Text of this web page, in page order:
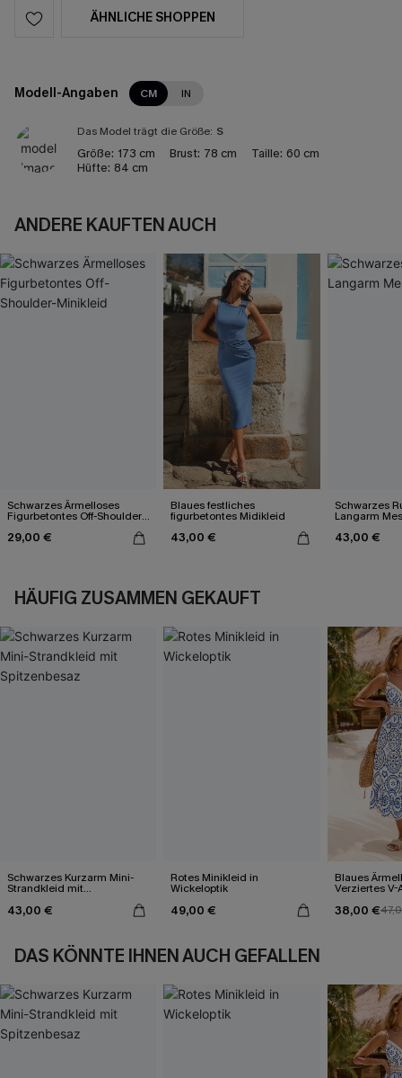
ÄHNLICHE SHOPPEN
Modell-Angaben CM IN
Das Model trägt die Größe: S
Größe: 173 cm Brust: 78 cm Taille: 60 cm
Hüfte: 84 cm
ANDERE KAUFTEN AUCH
Schwarzes Ärmelloses
Figurbetontes Off-Shoulder-
Minikleid
29,00 €
Blaues festliches
figurbetontes Midikleid
43,00 €
Schwarzes
Langarm
43,00 €
HÄUFIG ZUSAMMEN GEKAUFT
Schwarzes Kurzarm Mini-
Strandkleid mit
43,00 €
Rotes Minikleid in
Wickeloptik
49,00 €
Blaues
Verziertes
38,00 €
DAS KÖNNTE IHNEN AUCH GEFALLEN